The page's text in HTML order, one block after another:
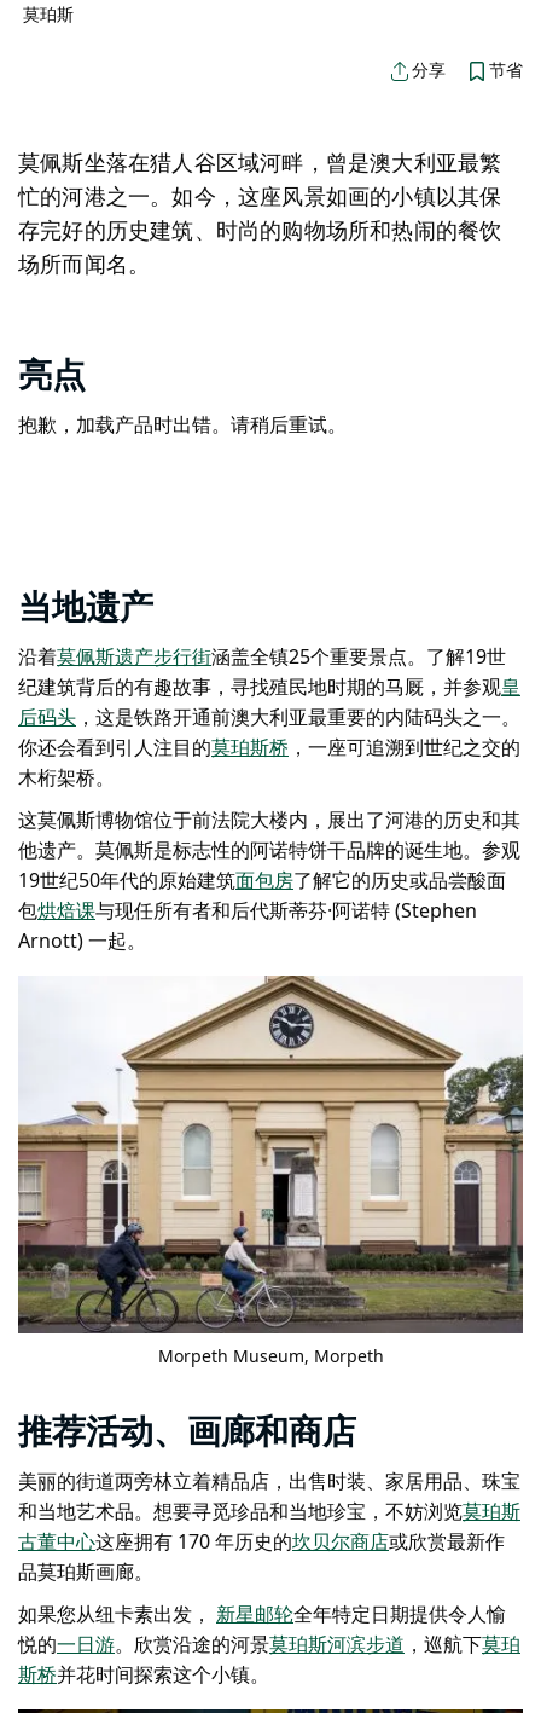
莫珀斯
分享 节省
莫佩斯坐落在猎人谷区域河畔，曾是澳大利亚最繁
忙的河港之一。如今，这座风景如画的小镇以其保
存完好的历史建筑、时尚的购物场所和热闹的餐饮
场所而闻名。
亮点
抱歉，加载产品时出错。请稍后重试。
当地遗产
沿着莫佩斯遗产步行街涵盖全镇25个重要景点。了解19世
纪建筑背后的有趣故事，寻找殖民地时期的马厩，并参观皇
后码头 ，这是铁路开通前澳大利亚最重要的内陆码头之一。
你还会看到引人注目的莫珀斯桥 ，一座可追溯到世纪之交的
木桁架桥。
这莫佩斯博物馆位于前法院大楼内，展出了河港的历史和其
他遗产。莫佩斯是标志性的阿诺特饼干品牌的诞生地。参观
19世纪50年代的原始建筑面包房了解它的历史或品尝酸面
包烘焙课与现任所有者和后代斯蒂芬·阿诺特 (Stephen
Arnott) 一起。
Morpeth Museum, Morpeth
推荐活动、画廊和商店
美丽的街道两旁林立着精品店，出售时装、家居用品、珠宝
和当地艺术品。想要寻觅珍品和当地珍宝，不妨浏览莫珀斯
古董中心这座拥有 170 年历史的坎贝尔商店或欣赏最新作
品莫珀斯画廊。
如果您从纽卡素出发， 新星邮轮全年特定日期提供令人愉
悦的一日游。欣赏沿途的河景莫珀斯河滨步道 ，巡航下莫珀
斯桥并花时间探索这个小镇。